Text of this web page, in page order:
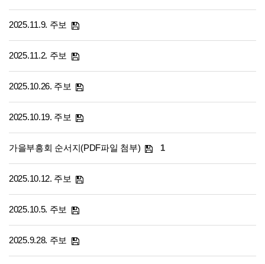
2025.11.9. 주보
2025.11.2. 주보
2025.10.26. 주보
2025.10.19. 주보
가을부흥회 순서지(PDF파일 첨부) 1
2025.10.12. 주보
2025.10.5. 주보
2025.9.28. 주보